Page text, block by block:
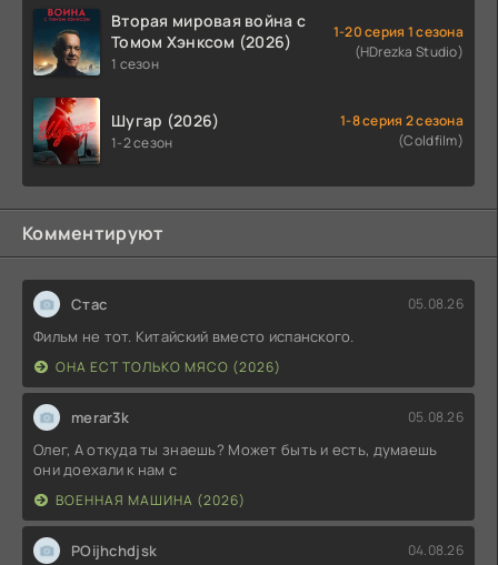
Вторая мировая война с
Томом Хэнксом (2026)
1 сезон
1-20 серия 1 сезона
(HDrezka Studio)
Шугар (2026)
1-2 сезон
1-8 серия 2 сезона
(Coldfilm)
Комментируют
Стас 05.08.26
Фильм не тот. Китайский вместо испанского.
ОНА ЕСТ ТОЛЬКО МЯСО (2026)
merar3k 05.08.26
Олег, А откуда ты знаешь? Может быть и есть, думаешь
они доехали к нам с
ВОЕННАЯ МАШИНА (2026)
POijhchdjsk 04.08.26